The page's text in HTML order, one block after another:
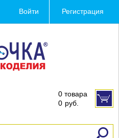
Войти Регистрация
0 товара
0 руб.